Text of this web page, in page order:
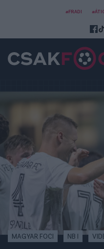
#FRADI
MAGYAR FOCI NB I